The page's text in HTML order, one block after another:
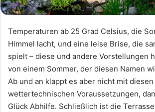
Temperaturen ab 25 Grad Celsius, die
Himmel lacht, und eine leise Brise, die
spielt – diese und andere Vorstellungen
von einem Sommer, der diesen Namen
Ab und an klappt es aber nicht mit diesen
wettertechnischen Voraussetzungen,
Glück Abhilfe. Schließlich ist die